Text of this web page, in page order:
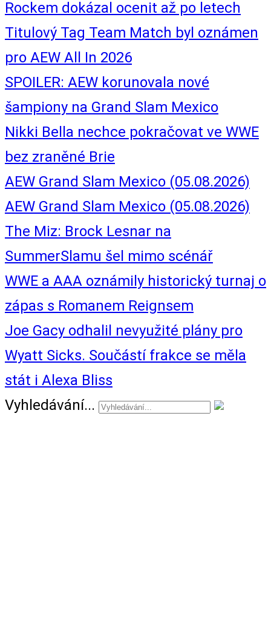
Rockem dokázal ocenit až po letech
Titulový Tag Team Match byl oznámen
pro AEW All In 2026
SPOILER: AEW korunovala nové
šampiony na Grand Slam Mexico
Nikki Bella nechce pokračovat ve WWE
bez zraněné Brie
AEW Grand Slam Mexico (05.08.2026)
AEW Grand Slam Mexico (05.08.2026)
The Miz: Brock Lesnar na
SummerSlamu šel mimo scénář
WWE a AAA oznámily historický turnaj o
zápas s Romanem Reignsem
Joe Gacy odhalil nevyužité plány pro
Wyatt Sicks. Součástí frakce se měla
stát i Alexa Bliss
Vyhledávání...